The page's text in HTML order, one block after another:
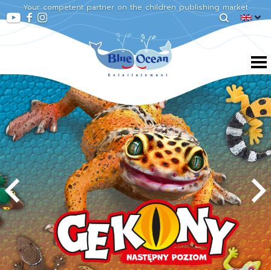
Your competent partner on the children publishing market